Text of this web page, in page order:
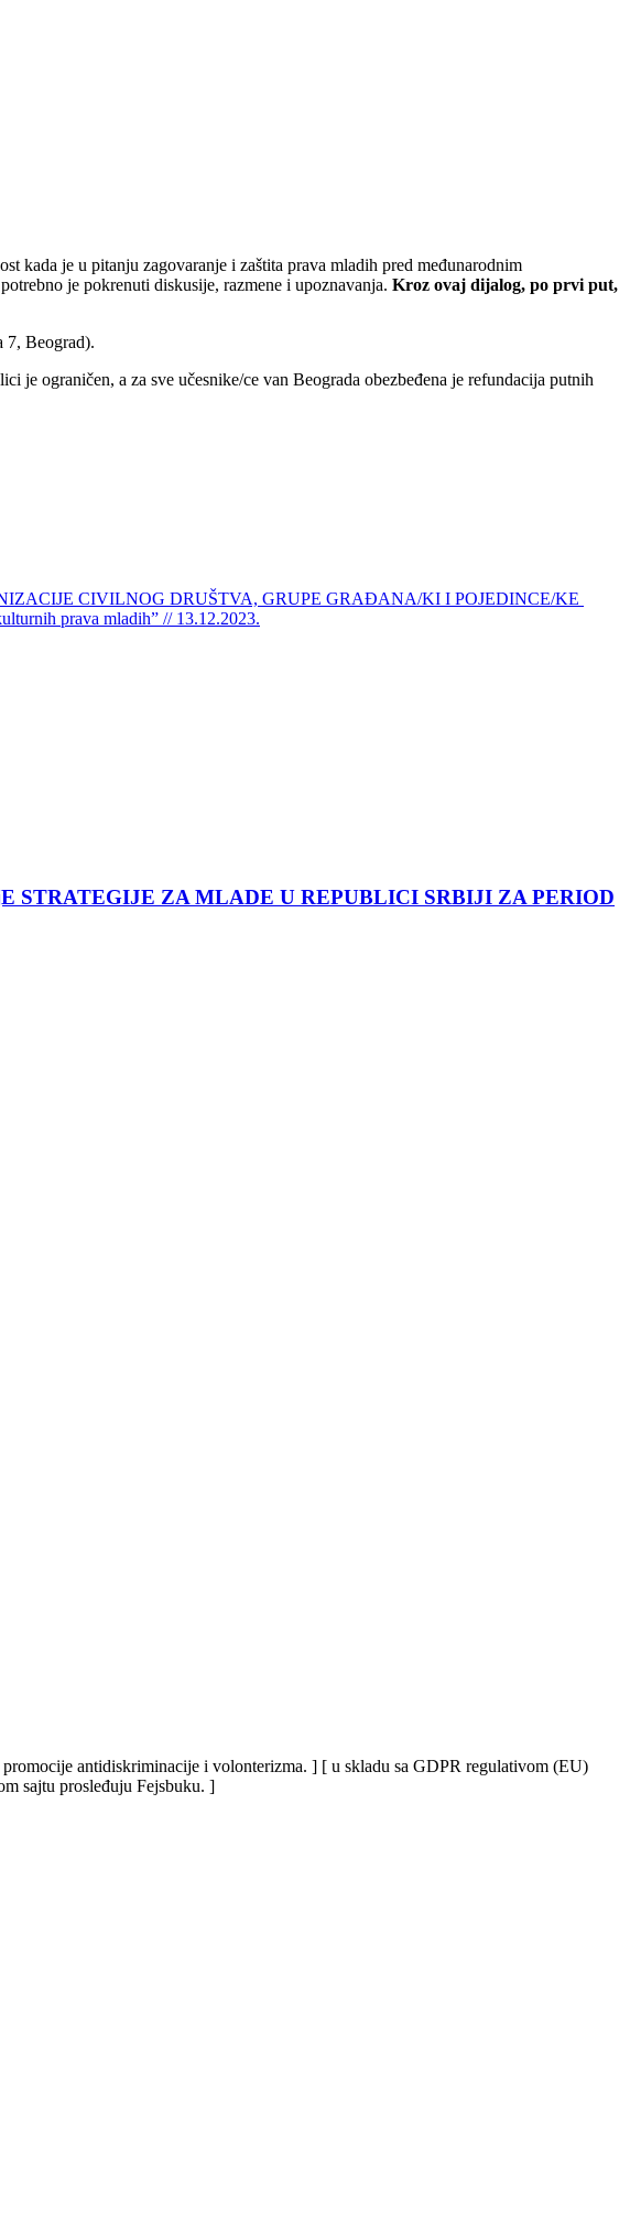
kada je u pitanju zagovaranje i zaštita prava mladih pred međunarodnim
je pokrenuti diskusije, razmene i upoznavanja. Kroz ovaj dijalog, po prvi put,
7, Beograd).
je ograničen, a za sve učesnike/ce van Beograda obezbeđena je refundacija putnih
CIVILNOG DRUŠTVA, GRUPE GRAĐANA/KI I POJEDINCE/KE
prava mladih” // 13.12.2023.
STRATEGIJE ZA MLADE U REPUBLICI SRBIJI ZA PERIOD
antidiskriminacije i volonterizma. ] [ u skladu sa GDPR regulativom (EU)
sajtu prosleđuju Fejsbuku. ]